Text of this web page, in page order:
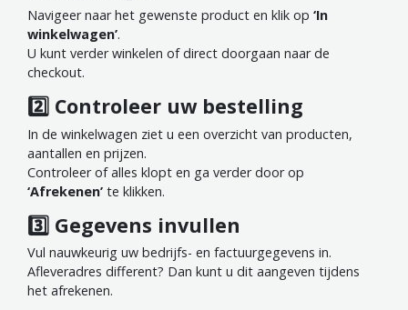
Navigeer naar het gewenste product en klik op ‘In
winkelwagen’.
U kunt verder winkelen of direct doorgaan naar de
checkout.
2️⃣ Controleer uw bestelling
In de winkelwagen ziet u een overzicht van producten,
aantallen en prijzen.
Controleer of alles klopt en ga verder door op
‘Afrekenen’ te klikken.
3️⃣ Gegevens invullen
Vul nauwkeurig uw bedrijfs- en factuurgegevens in.
Afleveradres different? Dan kunt u dit aangeven tijdens
het afrekenen.